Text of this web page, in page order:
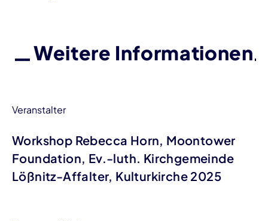
Weitere Informationen
Veranstalter
Workshop Rebecca Horn, Moontower
Foundation, Ev.-luth. Kirchgemeinde
Lößnitz-Affalter, Kulturkirche 2025